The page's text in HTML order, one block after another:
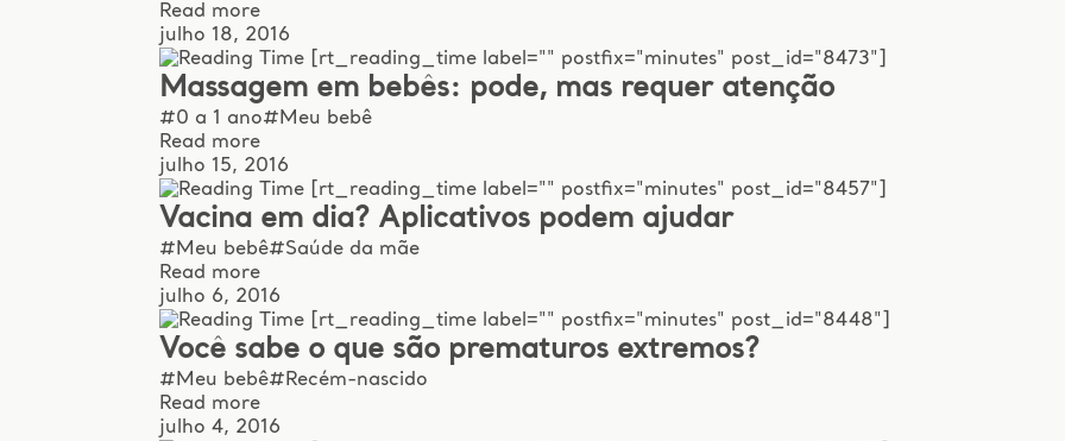
Read more
julho 18, 2016
[rt_reading_time label="" postfix="minutes" post_id="8473"]
Massagem em bebês: pode, mas requer atenção
#0 a 1 ano#Meu bebê
Read more
julho 15, 2016
[rt_reading_time label="" postfix="minutes" post_id="8457"]
Vacina em dia? Aplicativos podem ajudar
#Meu bebê#Saúde da mãe
Read more
julho 6, 2016
[rt_reading_time label="" postfix="minutes" post_id="8448"]
Você sabe o que são prematuros extremos?
#Meu bebê#Recém-nascido
Read more
julho 4, 2016